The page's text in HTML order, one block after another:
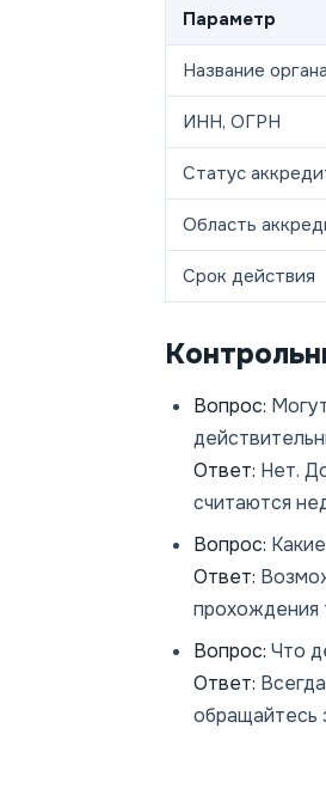
Параметр
Название органа
ИНН, ОГРН
Статус
Область
Срок действия
Вопрос:
Ответ: Нет.
считаются
Вопрос:
Ответ:
прохождения
Вопрос: Что
Ответ:
обращайтесь